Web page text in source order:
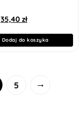
35,40 zł
Dodaj do koszyka
5 →